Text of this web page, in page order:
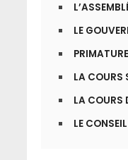
LE
PRIMATURE
LA COURS
LA COURS
LE